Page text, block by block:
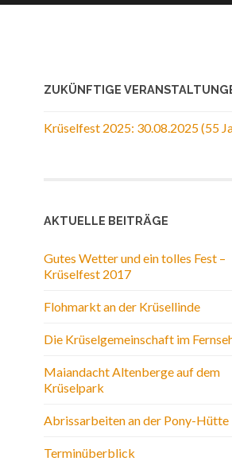
ZUKÜNFTIGE
Krüselfest 2025: 30.08.2025 (55
AKTUELLE BEITRÄGE
Gutes Wetter und ein tolles Fest –
Krüselfest 2017
Flohmarkt an der Krüsellinde
Die Krüselgemeinschaft im
Maiandacht Altenberge auf dem
Krüselpark
Abrissarbeiten an der Pony-Hütte
Terminüberblick